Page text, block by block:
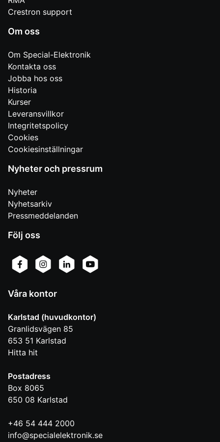
Crestron support
Om oss
Om Special-Elektronik
Kontakta oss
Jobba hos oss
Historia
Kurser
Leveransvillkor
Integritetspolicy
Cookies
Cookiesinställningar
Nyheter och pressrum
Nyheter
Nyhetsarkiv
Pressmeddelanden
Följ oss
Våra kontor
Karlstad (huvudkontor)
Granlidsvägen 85
653 51 Karlstad
Hitta hit
Postadress
Box 8065
650 08 Karlstad
+46 54 444 2000
info@specialelektronik.se